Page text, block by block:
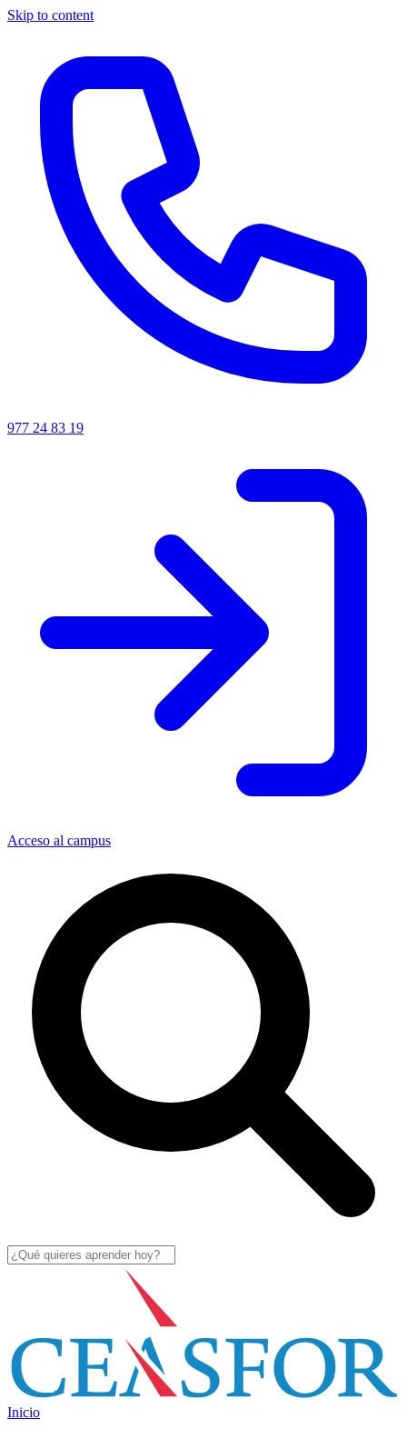
Skip to content
977 24 83 19
Acceso al campus
Inicio